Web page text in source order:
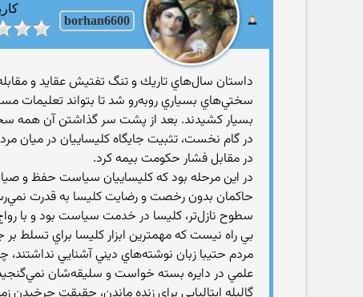
borhan6600
داستان سال‌هاي تاريك و تنگ تفتيش عقايد و
سختي‌هاي بسياري روبه‌رو شد تا بتواند تعليمات
بسيار كشيدند. بعد از پشت سر گذاشتن آن همه
در گام نخست، تثبيت جايگاه كليساييان در ميان
در مقابل فشار حكومت بيمه كرد.
در اين مرحله بود كه كليساييان سياست حفظ و
حاكمان بدون رخصت و رضايت كليسا به قدرت
سطوح نازل‌تر، كليسا در خدمت سياست بود و با
بي راه نيست كه مهمترين ابزار كليسا براي تسلط
مردم حتيبا زبان نوشته‌هاي ديني آشنايي نداشتند،
علمي در دايره بسته خواست و سليقه‌شان